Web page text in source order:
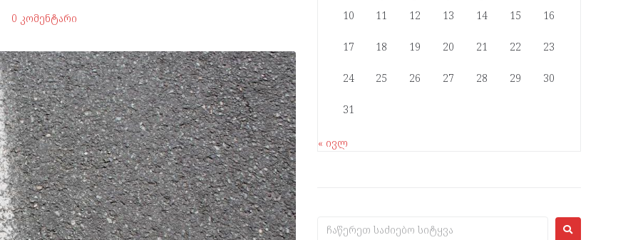
0 კომენტარი 10 11 12 13 14 15 16
17 18 19 20 21 22 23
24 25 26 27 28 29 30
31
« ივლ